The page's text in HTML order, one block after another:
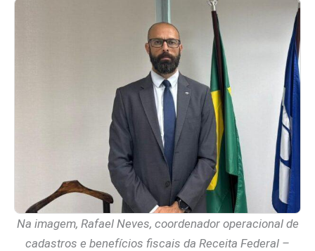
Na imagem, Rafael Neves, coordenador operacional de
cadastros e benefícios fiscais da Receita Federal –